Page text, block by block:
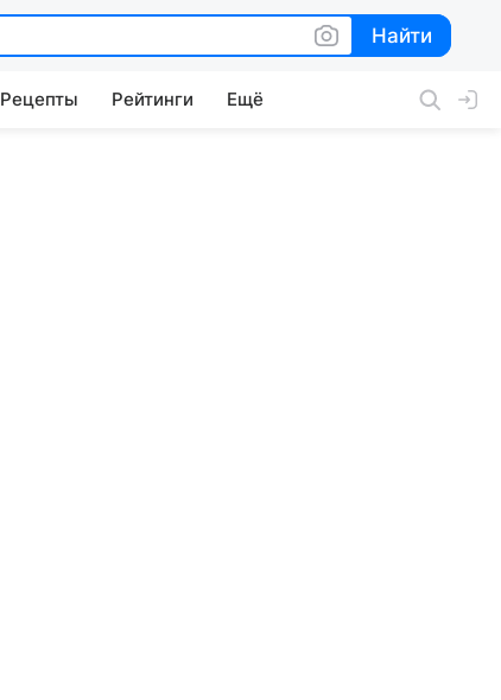
Найти
Найти
Рецепты Рейтинги Ещё